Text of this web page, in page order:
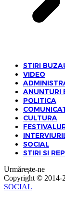
STIRI
VIDEO
ANUNTURI
POLITICA
CULTURA
SOCIAL
STIRI SI
Urmărește-ne
Copyright © 2014-
SOCIAL